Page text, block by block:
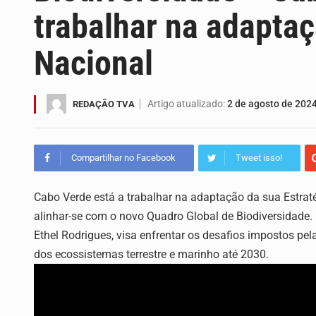
A campanha agrícola arrancou de
Arrancou esta segunda-feira a
A Universidade de Cabo Verde
O programa LPA e Você,
Uma produção especial do Grupo de
Uma produção especial do Grupo de
trabalhar na
Nacional
REDAÇÃO TVA Artigo atualizado:2 de agosto de
Compartilhar no Facebook Tweet isso!
Cabo Verde está a trabalhar na adaptação da sua
alinhar-se com o novo Quadro Global de
Ethel Rodrigues, visa enfrentar os desafios impostos
dos ecossistemas terrestre e marinho até 2030.